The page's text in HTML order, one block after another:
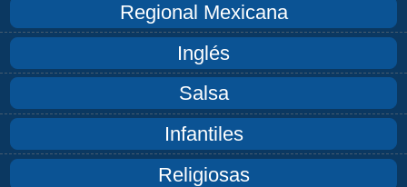
Regional Mexicana
Inglés
Salsa
Infantiles
Religiosas